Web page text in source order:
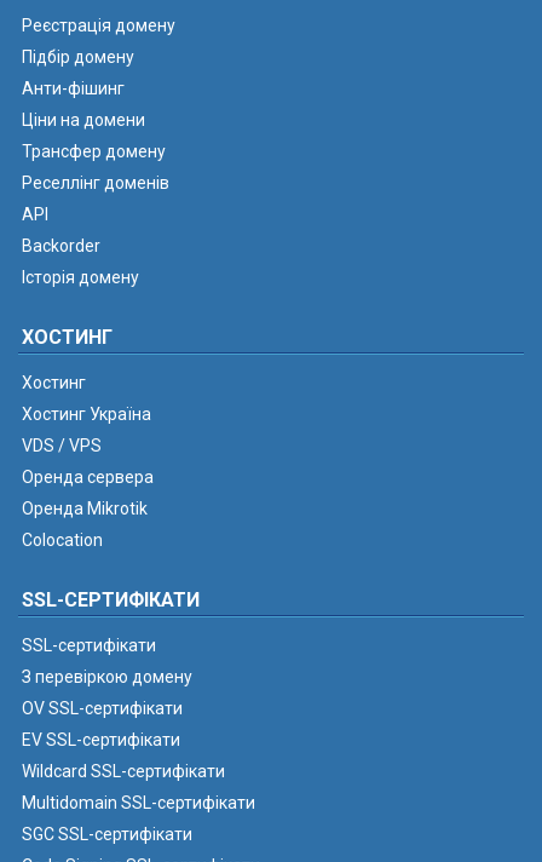
Реєстрація домену
Підбір домену
Анти-фішинг
Ціни на домени
Трансфер домену
Реселлінг доменів
API
Backorder
Історія домену
ХОСТИНГ
Хостинг
Хостинг Україна
VDS / VPS
Оренда сервера
Оренда Mikrotik
Colocation
SSL-СЕРТИФІКАТИ
SSL-сертифікати
З перевіркою домену
OV SSL-сертифікати
EV SSL-сертифікати
Wildcard SSL-сертифікати
Multidomain SSL-сертифікати
SGC SSL-сертифікати